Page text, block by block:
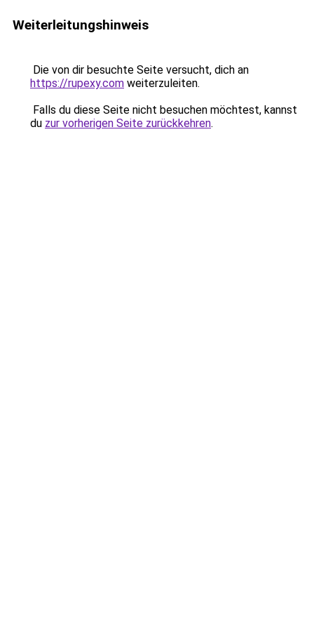
Weiterleitungshinweis
Die von dir besuchte Seite versucht, dich an
https://rupexy.com weiterzuleiten.
Falls du diese Seite nicht besuchen möchtest, kannst
du zur vorherigen Seite zurückkehren.